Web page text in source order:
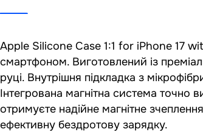
Apple Silicone Case 1:1 for iPhone 17
смартфоном. Виготовлений із
руці. Внутрішня підкладка з
Інтегрована магнітна система точно
отримуєте надійне магнітне
ефективну бездротову зарядку.